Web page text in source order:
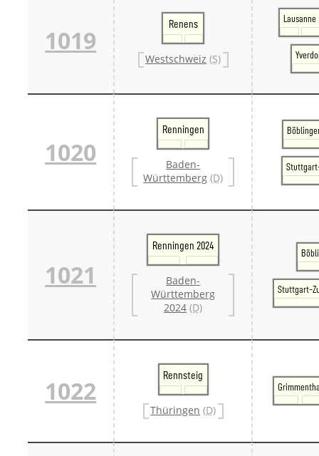
1019
Renens
Westschweiz (S)
Lausanne
1020
Renningen
Baden-
Württemberg (D)
1021
Renningen 2024
Baden-
Württemberg
2024 (D)
Stuttgart-
1022
Rennsteig
Thüringen (D)